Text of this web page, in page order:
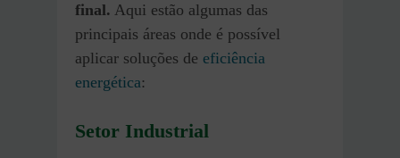
final. Aqui estão algumas das
principais áreas onde é possível
aplicar soluções de eficiência
energética:
Setor Industrial